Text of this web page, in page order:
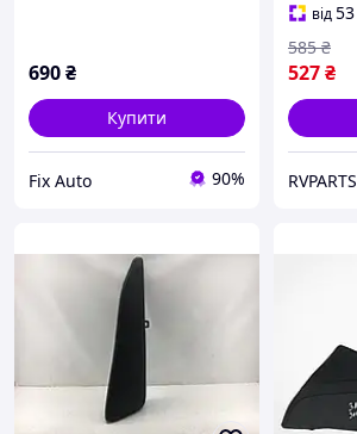
690₴
Купити
Fix Auto 90%
від53
527₴
585 ₴
RVPARTS